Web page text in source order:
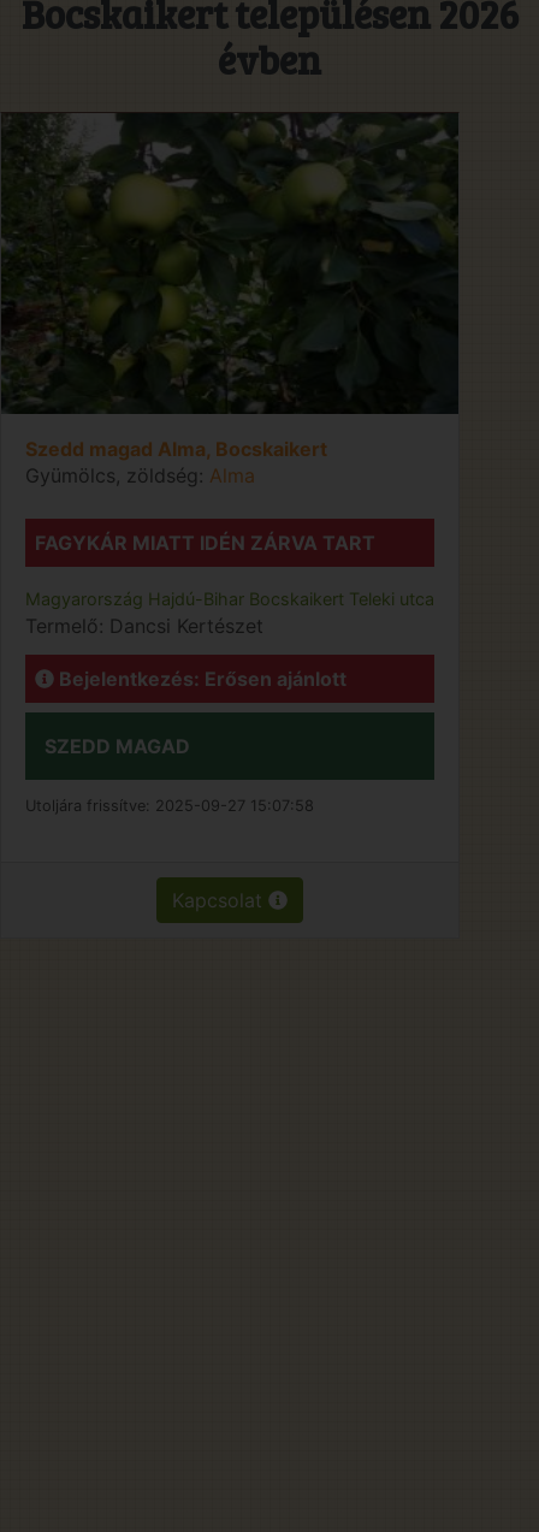
Bocskaikert településen 2026
évben
Szedd magad Alma, Bocskaikert
Gyümölcs, zöldség: Alma
FAGYKÁR MIATT IDÉN ZÁRVA TART
Magyarország Hajdú-Bihar Bocskaikert Teleki utca
Termelő: Dancsi Kertészet
Bejelentkezés: Erősen ajánlott
SZEDD MAGAD
Utoljára frissítve: 2025-09-27 15:07:58
Kapcsolat